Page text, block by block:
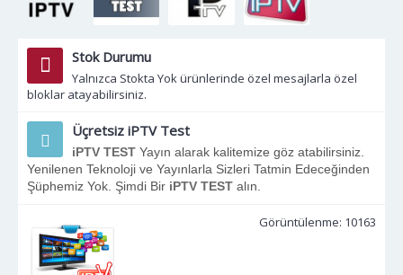
Stok Durumu
Yalnızca Stokta Yok ürünlerinde özel mesajlarla özel
bloklar atayabilirsiniz.
Üçretsiz iPTV Test
iPTV TEST Yayın alarak kalitemize göz atabilirsiniz.
Yenilenen Teknoloji ve Yayınlarla Sizleri Tatmin Edeceğinden
Şüphemiz Yok. Şimdi Bir iPTV TEST alın.
Görüntülenme: 10163